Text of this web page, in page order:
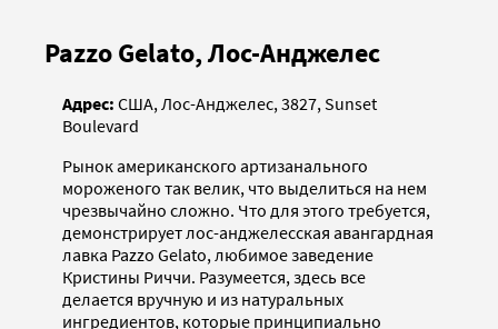
Pazzo Gelato, Лос-Анджелес
Адрес: США, Лос-Анджелес, 3827, Sunset
Boulevard
Рынок американского артизанального
мороженого так велик, что выделиться на нем
чрезвычайно сложно. Что для этого требуется,
демонстрирует лос-анджелесская авангардная
лавка Pazzo Gelato, любимое заведение
Кристины Риччи. Разумеется, здесь все
делается вручную и из натуральных
ингредиентов, которые принципиально